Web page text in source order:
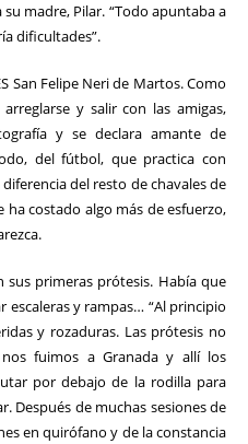
madre, Pilar. “Todo apuntaba a
dificultades”.
San Felipe Neri de Martos. Como
y salir con las amigas,
y se declara amante de
del fútbol, que practica con
del resto de chavales de
ha costado algo más de esfuerzo,
primeras prótesis. Había que
escaleras y rampas… “Al principio
y rozaduras. Las prótesis no
fuimos a Granada y allí los
por debajo de la rodilla para
Después de muchas sesiones de
en quirófano y de la constancia